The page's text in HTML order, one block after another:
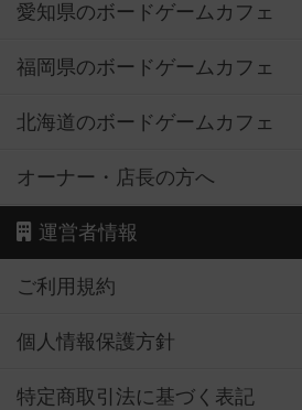
愛知県のボードゲームカフェ
福岡県のボードゲームカフェ
北海道のボードゲームカフェ
オーナー・店長の方へ
運営者情報
ご利用規約
個人情報保護方針
特定商取引法に基づく表記